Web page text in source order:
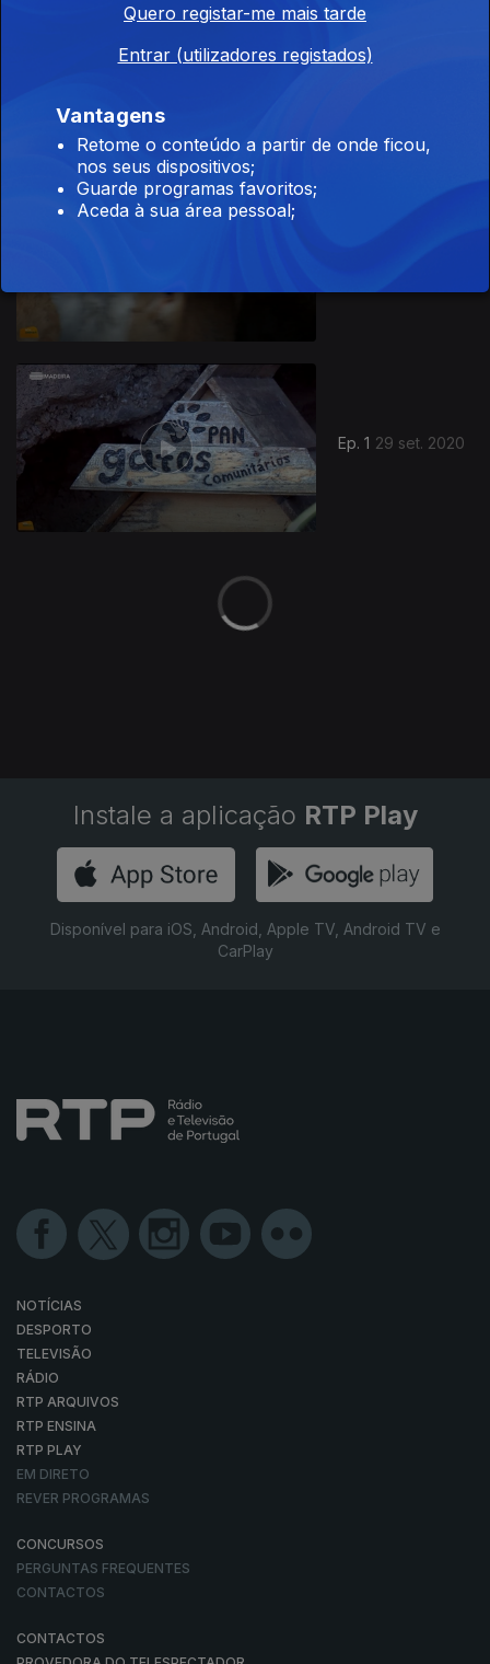
Ep. 3
Ep. 1 29 set. 2020
496254
Instale a aplicação RTP Play
Disponível para iOS, Android, Apple TV, Android TV e
CarPlay
NOTÍCIAS
DESPORTO
TELEVISÃO
RÁDIO
RTP ARQUIVOS
RTP ENSINA
RTP PLAY
EM DIRETO
REVER PROGRAMAS
CONCURSOS
PERGUNTAS FREQUENTES
CONTACTOS
CONTACTOS
Quero registar-me mais tarde
Entrar (utilizadores registados)
Vantagens
Retome o conteúdo a partir de onde ficou,
nos seus dispositivos;
Guarde programas favoritos;
Aceda à sua área pessoal;